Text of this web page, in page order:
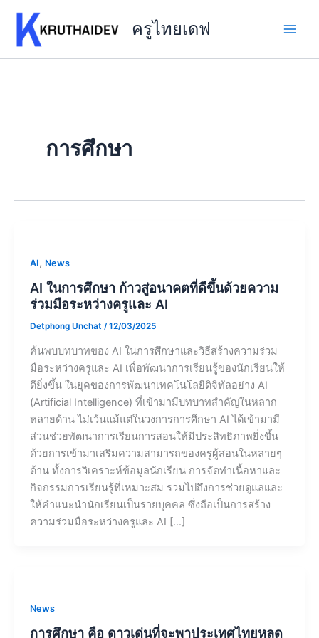
content
ครูไทยเดฟ
การศึกษา
AI, News
AI ในการศึกษา ก้าวสู่อนาคตที่ดีขึ้นด้วยความ
ร่วมมือระหว่างครูและ AI
Detphong Unchat /12/03/2025
ค้นพบบทบาทของ AI ในการศึกษาและวิธีสร้างความร่วม
มือระหว่างครูและ AI เพื่อพัฒนาการเรียนรู้ของนักเรียนให้
ดียิ่งขึ้น ในยุคของการพัฒนาเทคโนโลยีดิจิทัลอย่าง AI
(Artificial Intelligence) ที่เข้ามามีบทบาทสำคัญในหลาก
หลายด้าน ไม่เว้นแม้แต่ในวงการการศึกษา AI ได้เข้ามามี
ส่วนช่วยพัฒนาการเรียนการสอนให้มีประสิทธิภาพยิ่งขึ้น
ด้วยการเข้ามาเสริมความสามารถของครูผู้สอนในหลายๆ
ด้าน ทั้งการวิเคราะห์ข้อมูลนักเรียน การจัดทำเนื้อหาและ
กิจกรรมการเรียนรู้ที่เหมาะสม รวมไปถึงการช่วยดูแลและ
ให้คำแนะนำนักเรียนเป็นรายบุคคล ซึ่งถือเป็นการสร้าง
ความร่วมมือระหว่างครูและ AI […]
News
การศึกษา คือ ดาวเด่นที่จะพาประเทศไทยหลุด